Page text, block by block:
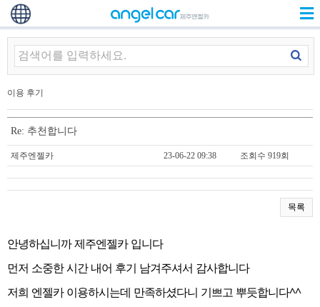
이용 후기
Re: 추천합니다
제주엔젤카 23-06-22 09:38 조회수 919회
목록
안녕하십니까 제주엔젤카 입니다
먼저 소중한 시간 내어 후기 남겨주셔서 감사합니다
저희 엔젤카 이용하시는데 만족하셨다니 기쁘고 뿌듯합니다^^